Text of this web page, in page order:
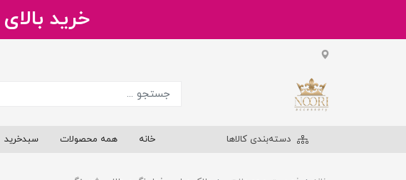
خرید بالای 900 هزار تومان ارسال رایگان
دسته‌بندی کالاها خانه همه محصولات سبدخرید